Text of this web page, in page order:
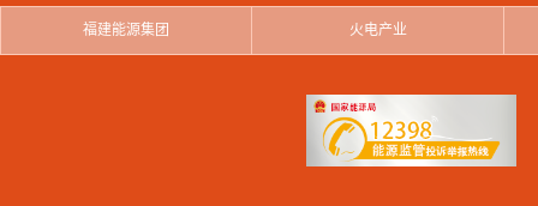
福建能源集团 火电产业